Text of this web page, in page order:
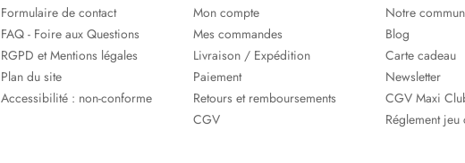
Formulaire de contact
FAQ - Foire aux Questions
RGPD et Mentions légales
Plan du site
Accessibilité : non-conforme
Mon compte
Mes commandes
Livraison / Expédition
Paiement
Retours et remboursements
CGV
Notre
Blog
Carte cadeau
Newsletter
CGV Maxi
Réglement jeu